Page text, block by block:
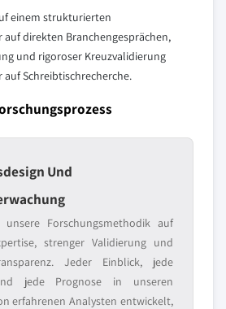
einem strukturierten
auf direkten Branchengesprächen,
und rigoroser Kreuzvalidierung
Schreibtischrecherche.
Und
Forschungsmethodik auf
strenger Validierung und
Jeder Einblick, jede
jede Prognose in unseren
erfahrenen Analysten entwickelt,